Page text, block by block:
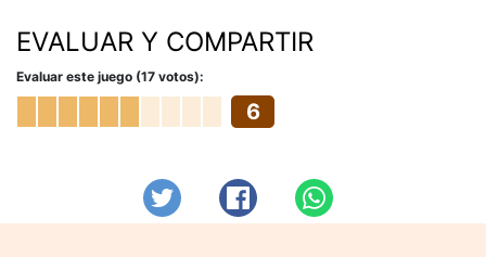
EVALUAR Y COMPARTIR
Evaluar este juego (17 votos):
6